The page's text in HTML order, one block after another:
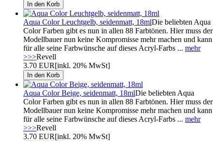
Aqua Color Leuchtgelb, seidenmatt, 18mlDie beliebten Aqua
Color Farben gibt es nun in allen 88 Farbtönen. Hier muss der
Modellbauer nun keine Kompromisse mehr machen und kann
für alle seine Farbwünsche auf dieses Acryl-Farbs ... mehr
>>>Revell
3.70 EUR[inkl. 20% MwSt]
Aqua Color Beige, seidenmatt, 18mlDie beliebten Aqua
Color Farben gibt es nun in allen 88 Farbtönen. Hier muss der
Modellbauer nun keine Kompromisse mehr machen und kann
für alle seine Farbwünsche auf dieses Acryl-Farbs ... mehr
>>>Revell
3.70 EUR[inkl. 20% MwSt]